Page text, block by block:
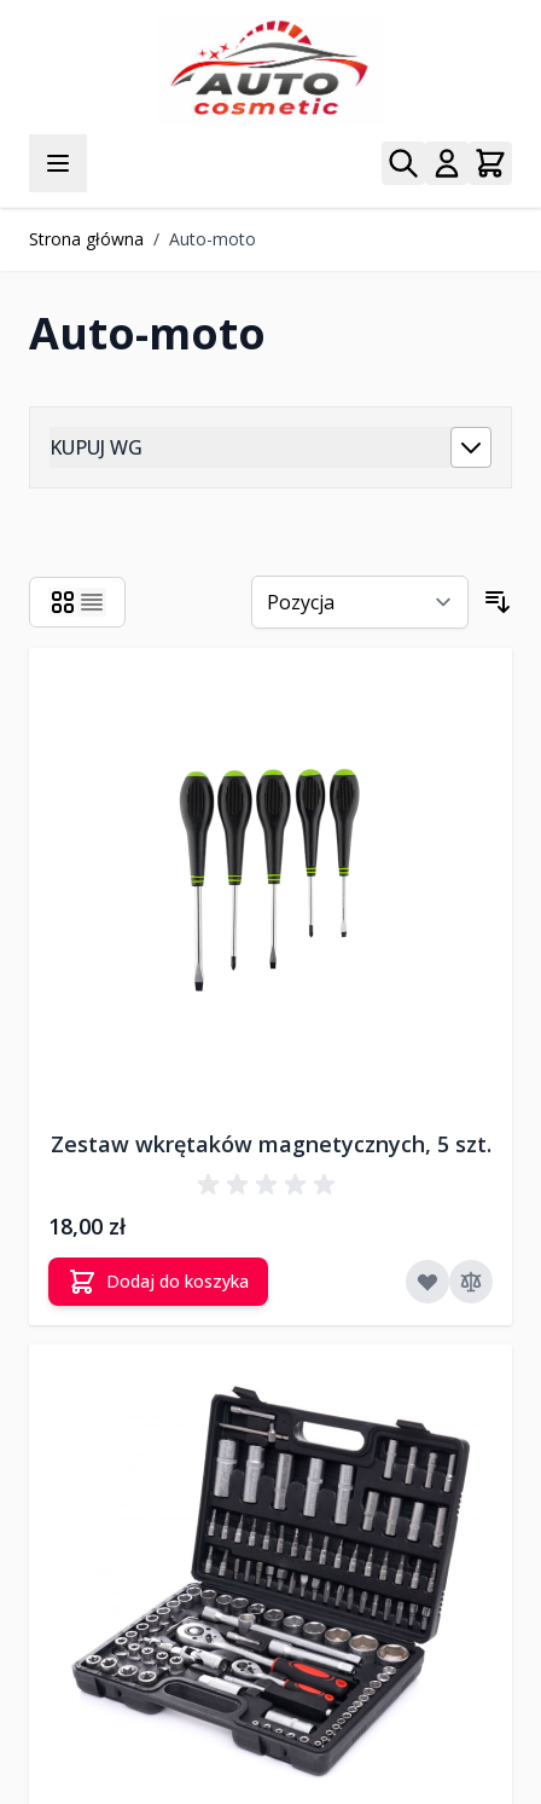
Strona główna / Auto-moto
Auto-moto
KUPUJ WG
Zestaw wkrętaków magnetycznych, 5 szt.
18,00 zł
Dodaj do koszyka